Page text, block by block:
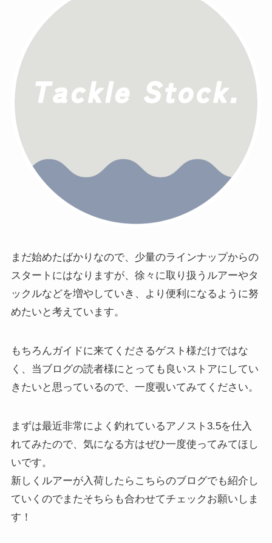
まだ始めたばかりなので、少量のラインナップからの
スタートにはなりますが、徐々に取り扱うルアーやタ
ックルなどを増やしていき、より便利になるように努
めたいと考えています。
もちろんガイドに来てくださるゲスト様だけではな
く、当ブログの読者様にとっても良いストアにしてい
きたいと思っているので、一度覗いてみてください。
まずは最近非常によく釣れているアノスト3.5を仕入
れてみたので、気になる方はぜひ一度使ってみてほし
いです。
新しくルアーが入荷したらこちらのブログでも紹介し
ていくのでまたそちらも合わせてチェックお願いしま
す！